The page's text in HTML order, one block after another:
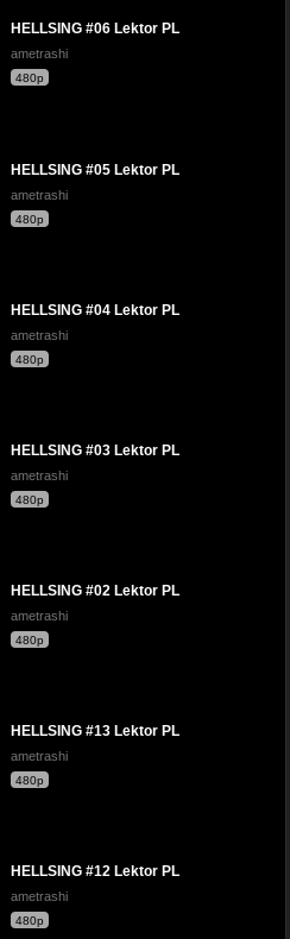
HELLSING #06 Lektor PL
ametrashi
480p
HELLSING #05 Lektor PL
ametrashi
480p
HELLSING #04 Lektor PL
ametrashi
480p
HELLSING #03 Lektor PL
ametrashi
480p
HELLSING #02 Lektor PL
ametrashi
480p
HELLSING #13 Lektor PL
ametrashi
480p
HELLSING #12 Lektor PL
ametrashi
480p